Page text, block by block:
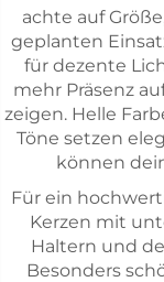
achte auf
geplanten
für dezente
mehr Präsenz
zeigen. Helle
Töne setzen
können
Für ein
Kerzen mit
Haltern und
Besonders